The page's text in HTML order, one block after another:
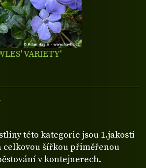
VARIETY'
této kategorie jsou 1.jakosti
celkovou šířkou přiměřenou
v kontejnerech.